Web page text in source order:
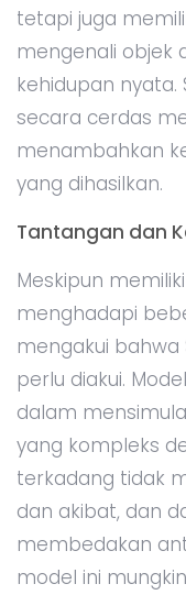
tetapi juga
mengenali objek
kehidupan nyata.
secara cerdas
menambahkan
yang dihasilkan.
Tantangan dan
Meskipun
menghadapi
mengakui
perlu diakui.
dalam
yang kompleks
terkadang tidak
dan akibat, dan
membedakan
model ini